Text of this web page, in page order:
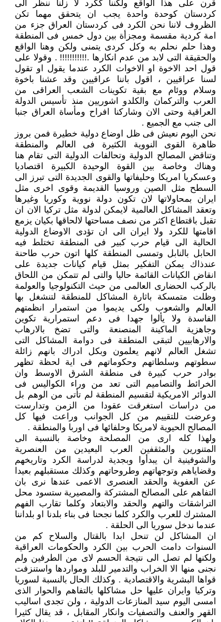
قرن على هذا الواقع ولكننا ككرد لا زلنا ننظر الى
كردستان كوحدة واحدة يجب ان يتحقق مهما تكن
الظروف لاننا نحن الكرد فى كردستان العراق جزء من
امة كردية مقسمة ومجزأة بين دول خمس فى المنطقة
وهذا حلم نحلم به وكل كردى يتمنى ولكن وهنا الواقع
والحقيقة التى لابد من عدم انكارها .!!!!!!!!!!! . وقولا على
قول احد الاخوة او الاخوات الكرد عندما يقول او تقول
لسنا عراقيين ، اقول باننا عراقيين وقد عشنا باخوة
وسلام ووئام مع بقية تكوينات الشعب العراقى من
العرب والتركمان والكلدو اشوريين منذ تأسيس الدولة
العراقية وحتى الان وشاركنا افراح ومأساة العراق جنبا
الى جنب مع الجميع .
نحن اليوم نعيش فى ظل اوضاع دولية خطيرة فمن بروز
ظاهرة القوى النووية الكثيرة فى العالم والمنطقة
وتناقض المصالح الدولية وتحالفات الدولية التى تقام هنا
وهناك وخاصة بين القوة الوحيدة الكبيرة اقتصاديا
وعسكريا امريكا وحليفاتها والقوى الجديدة التى تبرز الى
السطح مثل الصين وروسيا القديمة وقوى اخرى مثل
ايران بمحاولاتها لان تكون دولة نووية وكوريا وغيرها
وتعقد المشاكل العالمية لايمكن لدولة مثل تركيا الان ان
تقبل باقتطاع اكثر من نصف مساحتها لالحاقها بكيان يزمع
اقامتها للكرد ولا ايران الى ان تؤدى الاوضاع الدولية
الحالية الى قيام حرب كبير فى المنطقة تختلط فيه
الحابل بالنابل وتمسى المنطقة كلها اتون حرب طاحنة
عندذاك يمكن التفكير بمثل قيام كيانات جديدة على
انقاض الكيانات القائمة حاليا والتى لم تتمكن من اللحاق
بالركب الحضارى العالمى من حيث التكنولوجيا والعولمة
وظلت متمسكة باثارة المشاكل للمنطقة لتنشغل بها
العالم والشعوب ولكى يديموا من استمرار انظمتهم
الفاسدة ولا يألوا جهدا فى دعم استمرارية تكوين
وجاهزية الماكينة المنصنعة والتى تضخ بالارهاب
والارهابيين لتبقى المنطقة فى دوامة المشاكل التى
تشغل العالم لانهم يعلمون وبكل ادراك بانهم زائلة
سطوتهم وسلطاتهم وحكوماتهم فى اية لحظة تظهر
بوادر حرب كبيرة فى منطقة الشرق الاوسط وان
الخرائط والتصاميم التى تعد من وراء الكواليس فى
الدوائر الامريكية لتقسيم المنطقة لم تأتى من الوهم بل
من دراسات استغرقت عقودا من الزمن وتدارست
وعرضت للتقييم من كل الجوانب وراعت فيها كل
المصالح الحيوية لامريكا وحلفائها فى اوربا والمنطقة .
ولهذا كله ارى من المصلحة وخاصة بالنسبة الى
المتنورين والمثقفين العرب البعيدين من العنصرية
والشوفينية ان يبدأوا وبجدية لدراسة الكرد وتاريخهم
وقضاياهم وتوجهاتهم وطروحاتهم وكذلك مستقبلهم بعيدا
عن العفوية والحقد العنصرى الاعمى عندها نرى بان
التفاهم على المصالح المشتركة والمصيرية ستسود محل
التراشقات والتهم والحقد والابتعاد وكلما تقارب الفهم
المشترك للعرب والكرد كلما نجحنا فى بناء بلدنا او بلداننا
عندما ندخل سوريا الى الحلقة .
ان المشاكل لن تنحل ابدا بالقتال والسلاح كم من
السنوات دامت الحرب بين الكرد والحكومات العراقية
ولكنها لم تصل الى نتيجة الحسم لاى من الطرفين ولم
نجنى منها الا الخراب والتدمير للبلد ومواردها واستنزفت
قواها البشرية والاقتصادية . وكذلك الحال بالنسبة لسوريا
وتركيا وايران عليها حل مشاكلها بالتفاهم والحوار الذى
امسى اليوم سيد المنازعات الدولية ، ولن تجدى اساليب
القهر والعنف والتصفيات وانكار المقابل ، قد يقال كثيرا